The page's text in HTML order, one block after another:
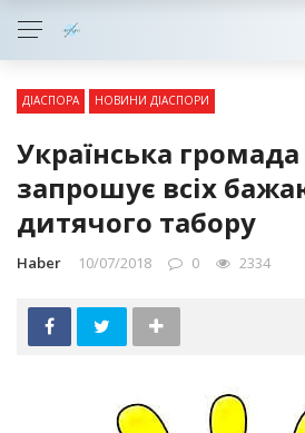
ДІАСПОРА НОВИНИ ДІАСПОРИ
Українська
запрошує всіх
дитячого табору
Haber 10/07/2018 0 2334